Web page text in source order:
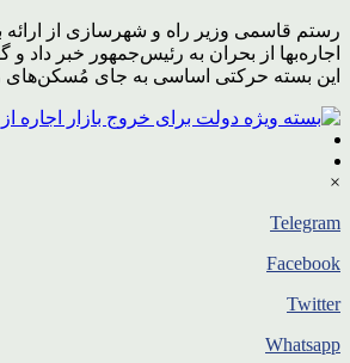
رستم قاسمی وزیر راه و شهرسازی از ارائه
اجاره‌بها از بحران به رئیس‌جمهور خبر داد و
این بسته حرکتی اساسی به جای
×
Telegram
Facebook
Twitter
Whatsapp